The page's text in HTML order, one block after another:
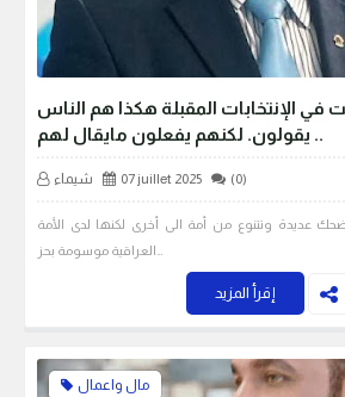
في الإنتخابات المقبلة هكذا هم الناس
يقولون. لكنهم يفعلون مايقال لهم ..
شيماء 07 juillet 2025 (0)
عديدة وتتنوع من أمة الى أخرى لكنها لدى الأمة
إقرأ المزيد
مال واعمال